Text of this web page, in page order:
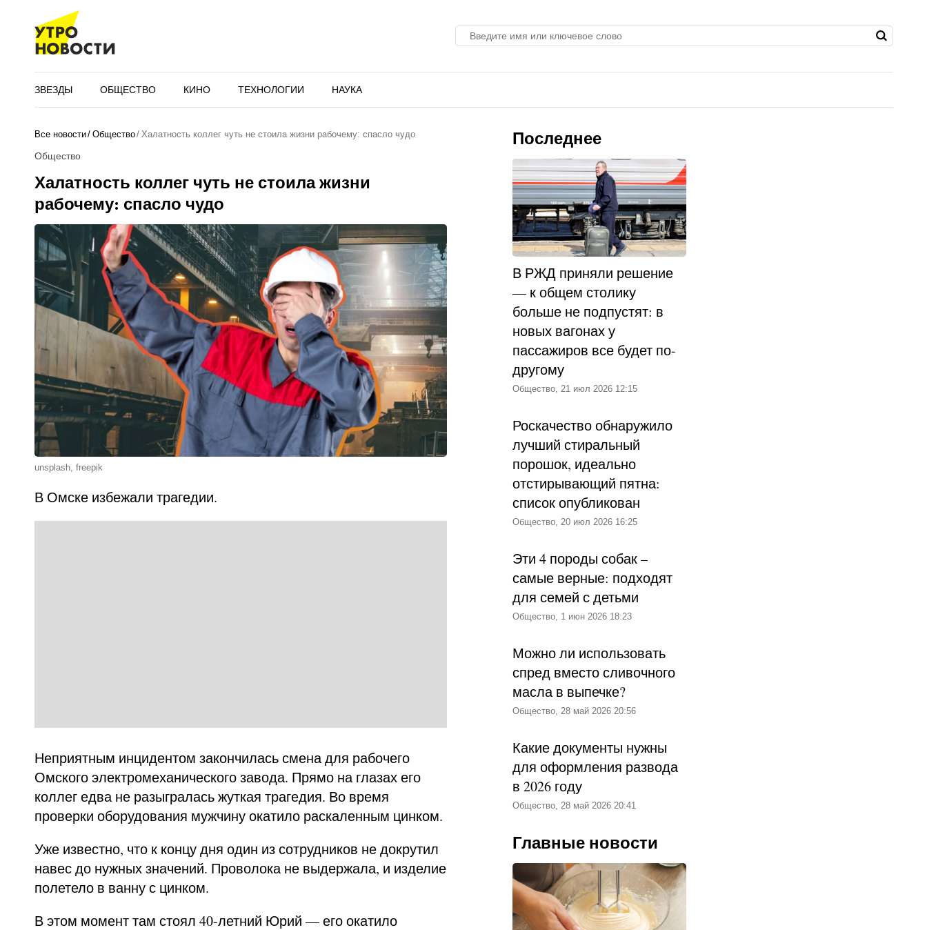
ЗВЕЗДЫ ОБЩЕСТВО КИНО ТЕХНОЛОГИИ НАУКА
Все новости Общество Халатность коллег чуть не стоила жизни рабочему: спасло чудо
Общество
Халатность коллег чуть не стоила жизни
рабочему: спасло чудо
unsplash, freepik
В Омске избежали трагедии.
Неприятным инцидентом закончилась смена для рабочего
Омского электромеханического завода. Прямо на глазах его
коллег едва не разыгралась жуткая трагедия. Во время
проверки оборудования мужчину окатило раскаленным цинком.
Уже известно, что к концу дня один из сотрудников не докрутил
навес до нужных значений. Проволока не выдержала, и изделие
полетело в ванну с цинком.
В этом момент там стоял 40-летний Юрий — его окатило
Последнее
В РЖД приняли решение
— к общем столику
больше не подпустят: в
новых вагонах у
пассажиров все будет по-
другому
Общество, 21 июл 2026 12:15
Роскачество обнаружило
лучший стиральный
порошок, идеально
отстирывающий пятна:
список опубликован
Общество, 20 июл 2026 16:25
Эти 4 породы собак –
самые верные: подходят
для семей с детьми
Общество, 1 июн 2026 18:23
Можно ли использовать
спред вместо сливочного
масла в выпечке?
Общество, 28 май 2026 20:56
Какие документы нужны
для оформления развода
в 2026 году
Общество, 28 май 2026 20:41
Главные новости